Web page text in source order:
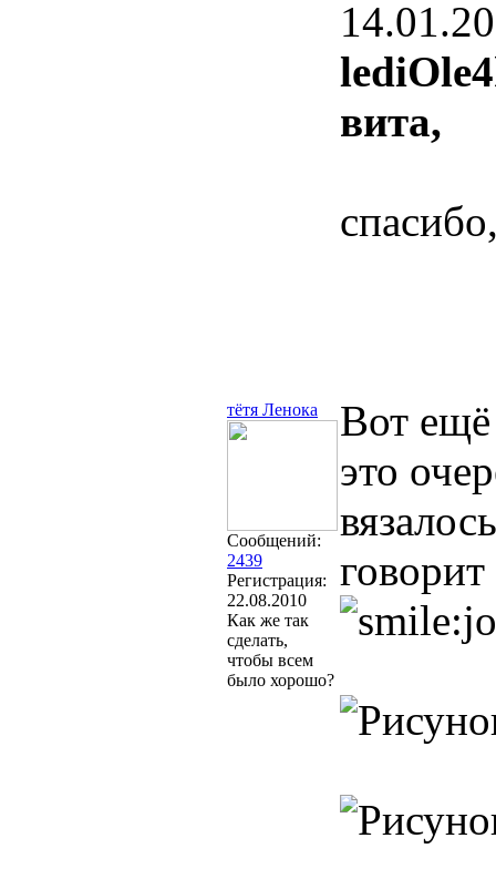
тётя Ленока
Сообщений:
2439
Регистрация:
22.08.2010
Как же так
сделать,
чтобы всем
было хорошо?
вита,
Вот ещё
это
говорит